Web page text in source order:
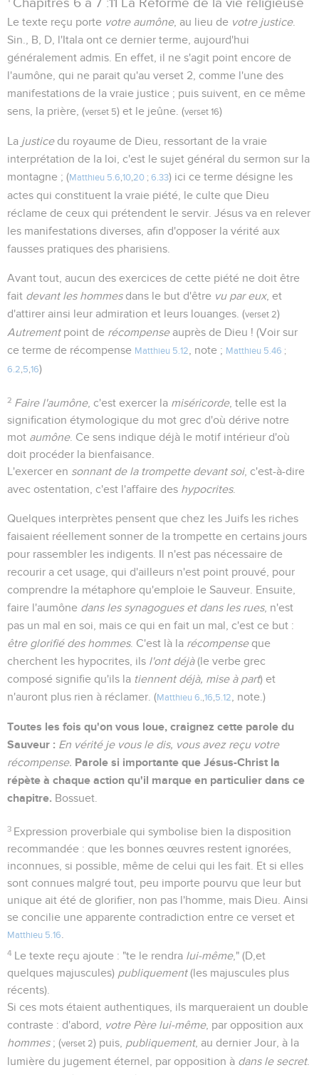
Chapitres 6 à 7 :11 La Réforme de la vie religieuse
Le texte reçu porte votre aumône, au lieu de votre justice.
Sin., B, D, l'Itala ont ce dernier terme, aujourd'hui
généralement admis. En effet, il ne s'agit point encore de
l'aumône, qui ne parait qu'au verset 2, comme l'une des
manifestations de la vraie justice ; puis suivent, en ce même
sens, la prière, (verset 5) et le jeûne. (verset 16)
La justicedu royaume de Dieu, ressortant de la vraie
interprétation de la loi, c'est le sujet général du sermon sur la
montagne ; (Matthieu 5.6 10 20 ; 6.33) ici ce terme désigne les
actes qui constituent la vraie piété, le culte que Dieu
réclame de ceux qui prétendent le servir. Jésus va en relever
les manifestations diverses, afin d'opposer la vérité aux
fausses pratiques des pharisiens.
Avant tout, aucun des exercices de cette piété ne doit être
fait devant les hommesdans le but d'être vu par eux, et
d'attirer ainsi leur admiration et leurs louanges. (verset 2)
Autrementpoint de récompenseauprès de Dieu ! (Voir sur
ce terme de récompense Matthieu 5.12 , note ; Matthieu 5.46 ;
6.2 5 16)
2 Faire l'aumône, c'est exercer la miséricorde, telle est la
signification étymologique du mot grec d'où dérive notre
mot aumône. Ce sens indique déjà le motif intérieur d'où
doit procéder la bienfaisance.
L'exercer en sonnant de la trompette devant soi, c'est-à-dire
avec ostentation, c'est l'affaire des hypocrites.
Quelques interprètes pensent que chez les Juifs les riches
faisaient réellement sonner de la trompette en certains jours
pour rassembler les indigents. Il n'est pas nécessaire de
recourir a cet usage, qui d'ailleurs n'est point prouvé, pour
comprendre la métaphore qu'emploie le Sauveur. Ensuite,
faire l'aumône dans les synagogues et dans les rues, n'est
pas un mal en soi, mais ce qui en fait un mal, c'est ce but :
être glorifié des hommes. C'est là la récompenseque
cherchent les hypocrites, ils l'ont déjà(le verbe grec
composé signifie qu'ils la tiennent déjà, mise à part) et
n'auront plus rien à réclamer. (Matthieu 6 16 5.12 , note.)
Toutes les fois qu'on vous loue, craignez cette parole du
Sauveur : En vérité je vous le dis, vous avez reçu votre
récompense. Parole si importante que Jésus-Christ la
répète à chaque action qu'il marque en particulier dans ce
chapitre. Bossuet.
3 Expression proverbiale qui symbolise bien la disposition
recommandée : que les bonnes œuvres restent ignorées,
inconnues, si possible, même de celui qui les fait. Et si elles
sont connues malgré tout, peu importe pourvu que leur but
unique ait été de glorifier, non pas l'homme, mais Dieu. Ainsi
se concilie une apparente contradiction entre ce verset et
Matthieu 5.16
4 Le texte reçu ajoute : "te le rendra lui-même," (D,et
quelques majuscules) publiquement(les majuscules plus
récents).
Si ces mots étaient authentiques, ils marqueraient un double
contraste : d'abord,
votre Père lui-même, par opposition aux
hommes; (verset 2) puis, publiquement, au dernier Jour, à la
lumière du jugement éternel, par opposition à dans le secret.